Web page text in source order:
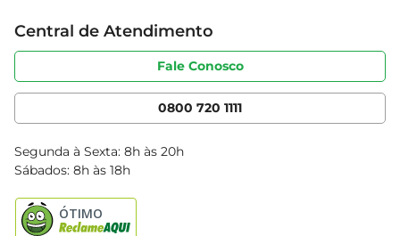
Sobre privacidade
Portal do fornecedor
Cencosud Media
Produtos Bretas
Código de ética
Serviços
Clube Bretas
Blog Bretas
Black Friday
Central de Atendimento
Fale Conosco
0800 720 1111
Segunda à Sexta: 8h às 20h
Sábados: 8h às 18h